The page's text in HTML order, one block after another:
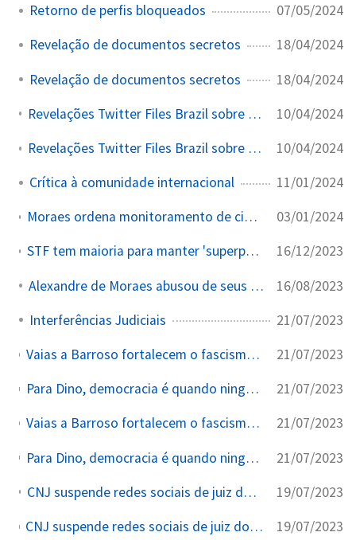
Retorno de perfis bloqueados 07/05/2024
Revelação de documentos secretos 18/04/2024
Revelação de documentos secretos 18/04/2024
Revelações Twitter Files Brazil sobre acesso privilegiado de Felipe Neto 10/04/2024
Revelações Twitter Files Brazil sobre acesso privilegiado de Felipe Neto 10/04/2024
Crítica à comunidade internacional 11/01/2024
Moraes ordena monitoramento de cidadã americana Flávia Magalhães — oficialato Miami acionado 03/01/2024
STF tem maioria para manter 'superpoderes' do TSE contra fake news nas eleições 16/12/2023
Alexandre de Moraes abusou de seus poderes no TSE? 16/08/2023
Interferências Judiciais 21/07/2023
Vaias a Barroso fortalecem o fascismo? A esquerda pequeno burguesa se tornou mais defensora da ditadura do STF que os próprios juízes, é uma subserviência total que levará a um desastre para os trabalhadores. 21/07/2023
Para Dino, democracia é quando ninguém pode reclamar de nada. Ministro da Justiça disse que era preciso `acabar` com tais `abusos`. 21/07/2023
Vaias a Barroso fortalecem o fascismo? A esquerda pequeno burguesa se tornou mais defensora da ditadura do STF que os próprios juízes, é uma subserviência total que levará a um desastre para os trabalhadores. 21/07/2023
Para Dino, democracia é quando ninguém pode reclamar de nada. Ministro da Justiça disse que era preciso `acabar` com tais `abusos`. 21/07/2023
CNJ suspende redes sociais de juiz do TRF-2 acusado de atuar como ‘coach’ de advogados... 19/07/2023
CNJ suspende redes sociais de juiz do TRF-2 acusado de atuar como ‘coach’ de advogados... Leia mais em https://www.cartacapital.com.br/justica/cnj-suspende-redes-sociais-de-juiz-do-trf-2-acusado-de-atuar-como-coach-de-advogados/. O conteúdo de CartaCapital está protegido pela legislação brasileira sobre direito autoral. Essa defesa é necessária para manter o jornalismo corajoso e transparente de CartaCapital vivo e acessível a todos. 19/07/2023